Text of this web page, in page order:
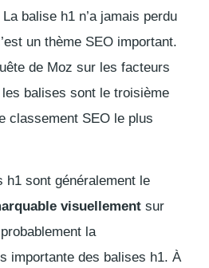
La balise h1 n’a jamais perdu
un thème SEO important.
de Moz sur les facteurs
balises sont le troisième
classement SEO le plus
h1 sont généralement le
visuellement sur
la
importante des balises h1. À